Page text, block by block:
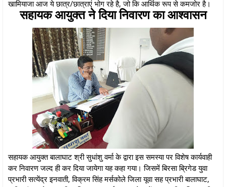
खामियाजा आज ये छात्र/छात्राएं भोग रहे है, जो कि आर्थिक रूप से कमजोर है।
सहायक आयुक्त ने दिया निवारण का आश्वासन
सहायक आयुक्त बालाघाट श्री सुधांशु वर्मा के द्वारा इस समस्या पर विशेष कार्यवाही
कर निवारण जल्द ही कर दिया जायेगा यह कहा गया। जिसमें बिरसा ब्रिगेड युवा
प्रभारी सत्येंद्र इनवाती, विक्रम सिंह मर्सकोले जिला यूवा सह प्रभारी बालाघाट,